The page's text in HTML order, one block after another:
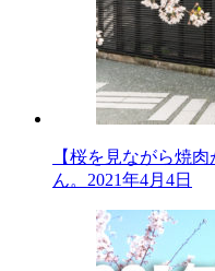
【桜を見ながら焼
ん。 2021年4月4日